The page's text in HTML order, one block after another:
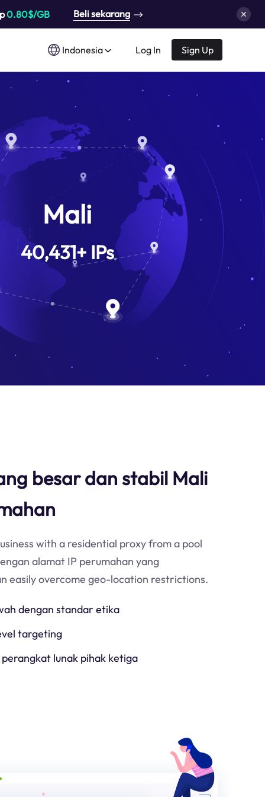
0.80$/GB Beli sekarang
Indonesia Log In Sign Up
Mali
40,431+IPs
besar dan stabil Mali
with a residential proxy from a pool
alamat IP perumahan yang
easily overcome geo-location restrictions.
dengan standar etika
targeting
lunak pihak ketiga